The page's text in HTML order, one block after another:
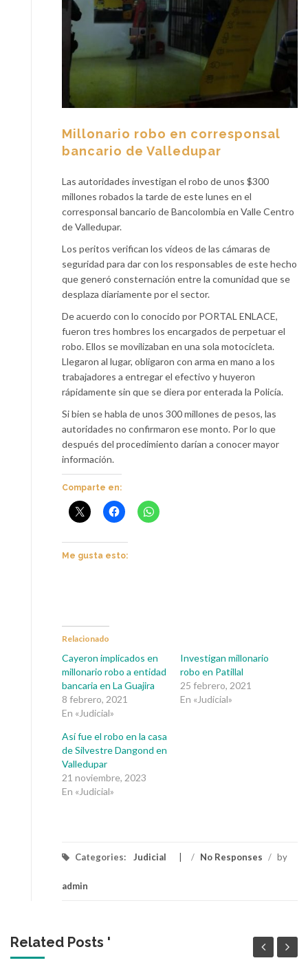
Millonario robo en corresponsal
bancario de Valledupar
Las autoridades investigan el robo de unos $300
millones robados la tarde de este lunes en el
corresponsal bancario de Bancolombia en Valle Centro
de Valledupar.
Los peritos verifican los vídeos de las cámaras de
seguridad para dar con los responsables de este hecho
que generó consternación entre la comunidad que se
desplaza diariamente por el sector.
De acuerdo con lo conocido por PORTAL ENLACE,
fueron tres hombres los encargados de perpetuar el
robo. Ellos se movilizaban en una sola motocicleta.
Llegaron al lugar, obligaron con arma en mano a los
trabajadores a entregar el efectivo y huyeron
rápidamente sin que se diera por enterada la Policía.
Si bien se habla de unos 300 millones de pesos, las
autoridades no confirmaron ese monto. Por lo que
después del procedimiento darían a conocer mayor
información.
Comparte en:
Me gusta esto:
Relacionado
Cayeron implicados en
millonario robo a entidad
bancaria en La Guajira
8 febrero, 2021
En «Judicial»
Investigan millonario
robo en Patillal
25 febrero, 2021
En «Judicial»
Así fue el robo en la casa
de Silvestre Dangond en
Valledupar
21 noviembre, 2023
En «Judicial»
Categories: Judicial / No Responses / by
admin
Related Posts '